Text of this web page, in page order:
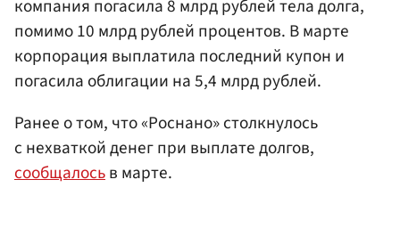
компания погасила 8 млрд рублей тела долга,
помимо 10 млрд рублей процентов. В марте
корпорация выплатила последний купон и
погасила облигации на 5,4 млрд рублей.
Ранее о том, что «Роснано» столкнулось
с нехваткой денег при выплате долгов,
сообщалосьв марте.